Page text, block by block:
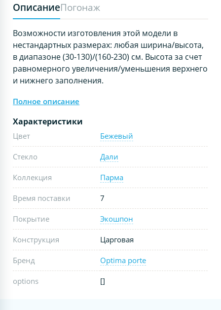
ОписаниеПогонаж
Возможности изготовления этой модели в
нестандартных размерах: любая ширина/высота,
в диапазоне (30-130)/(160-230) см. Высота за счет
равномерного увеличения/уменьшения верхнего
и нижнего заполнения.
Полное описание
Характеристики
Цвет Бежевый
Стекло Дали
Коллекция Парма
Время поставки 7
Покрытие Экошпон
Конструкция Царговая
Бренд Optima porte
options []